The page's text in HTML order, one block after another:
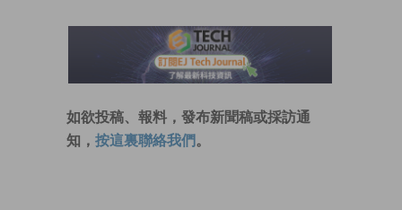
如欲投稿、報料，發布新聞稿或採訪通
知， 按這裏聯絡我們 。